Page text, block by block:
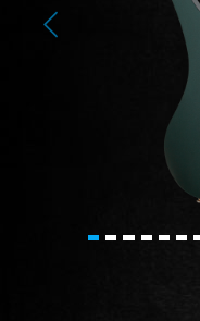
Previous